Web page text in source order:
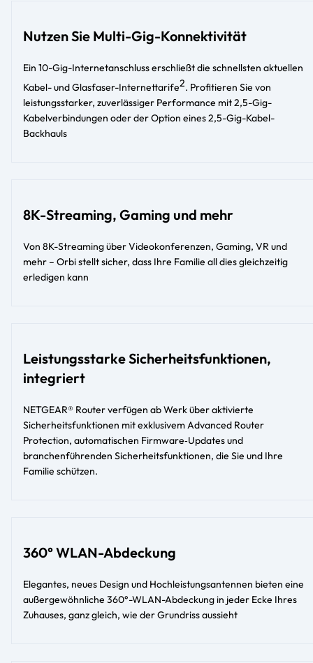
Nutzen Sie Multi-Gig-Konnektivität
Ein 10-Gig-Internetanschluss erschließt die schnellsten aktuellen
Kabel- und Glasfaser-Internettarife2. Profitieren Sie von
leistungsstarker, zuverlässiger Performance mit 2,5-Gig-
Kabelverbindungen oder der Option eines 2,5-Gig-Kabel-
Backhauls​​
8K-Streaming, Gaming und mehr
Von 8K-Streaming über Videokonferenzen, Gaming, VR und
mehr – Orbi stellt sicher, dass Ihre Familie all dies gleichzeitig
erledigen kann​
Leistungsstarke Sicherheitsfunktionen,
integriert
NETGEAR® Router verfügen ab Werk über aktivierte
Sicherheitsfunktionen mit exklusivem Advanced Router
Protection, automatischen Firmware‑Updates und
branchenführenden Sicherheitsfunktionen, die Sie und Ihre
Familie schützen.
360° WLAN-Abdeckung
Elegantes, neues Design und Hochleistungsantennen bieten eine
außergewöhnliche 360°-WLAN-Abdeckung in jeder Ecke Ihres
Zuhauses, ganz gleich, wie der Grundriss aussieht​​